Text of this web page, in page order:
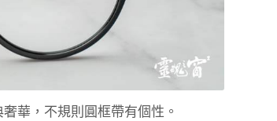
華，不規則圓框帶有個性。